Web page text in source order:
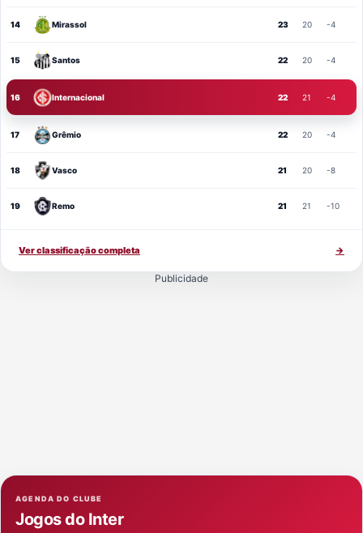
14 Mirassol 23 20 -4
15 Santos 22 20 -4
16 Internacional 22 21 -4
17 Grêmio 22 20 -4
18 Vasco 21 20 -8
19 Remo 21 21 -10
Ver classificação completa →
Publicidade
AGENDA DO CLUBE
Jogos do Inter